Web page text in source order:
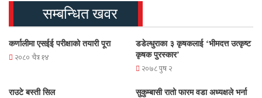
सम्बन्धित खवर
कर्णालीमा एसईई परीक्षाको तयारी पूरा
२०८० चैत्र १४
डडेल्धुराका ३ कृषकलाई ‘भीमदत्त उत्कृष्ट
कृषक पुरस्कार’
२०७८ पुष २
राउटे बस्ती सिल
सुकुम्बासी रातो फारम वडा अध्यक्षले भर्ना